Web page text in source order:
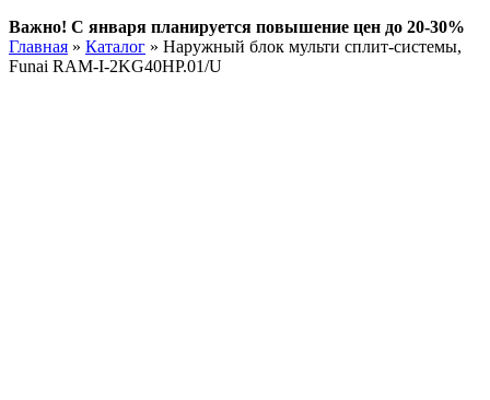
Важно! С января планируется повышение цен до 20-30%
Главная » Каталог » Наружный блок мульти сплит-системы,
Funai RAM-I-2KG40HP.01/U